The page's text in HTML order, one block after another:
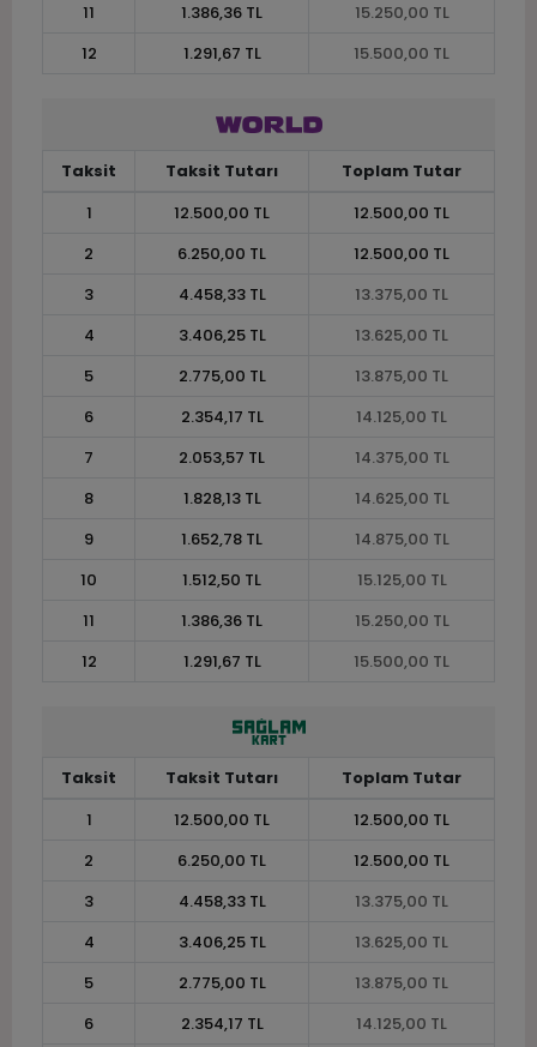
11
1.386,36 TL
15.250,00 TL
12
1.291,67 TL 15.500,00 TL
Taksit Taksit Tutarı
Toplam Tutar
1
12.500,00 TL
12.500,00 TL
2
6.250,00 TL
12.500,00 TL
3
4.458,33 TL
13.375,00 TL
4
3.406,25 TL
13.625,00 TL
5
2.775,00 TL
13.875,00 TL
6
2.354,17 TL
14.125,00 TL
7
2.053,57 TL
14.375,00 TL
8
1.828,13 TL
14.625,00 TL
9
1.652,78 TL
14.875,00 TL
10
1.512,50 TL
15.125,00 TL
11
1.386,36 TL
15.250,00 TL
12
1.291,67 TL 15.500,00 TL
Taksit Taksit Tutarı
Toplam Tutar
1
12.500,00 TL
12.500,00 TL
2
6.250,00 TL
12.500,00 TL
3
4.458,33 TL
13.375,00 TL
4
3.406,25 TL
13.625,00 TL
5
2.775,00 TL
13.875,00 TL
6
2.354,17 TL
14.125,00 TL